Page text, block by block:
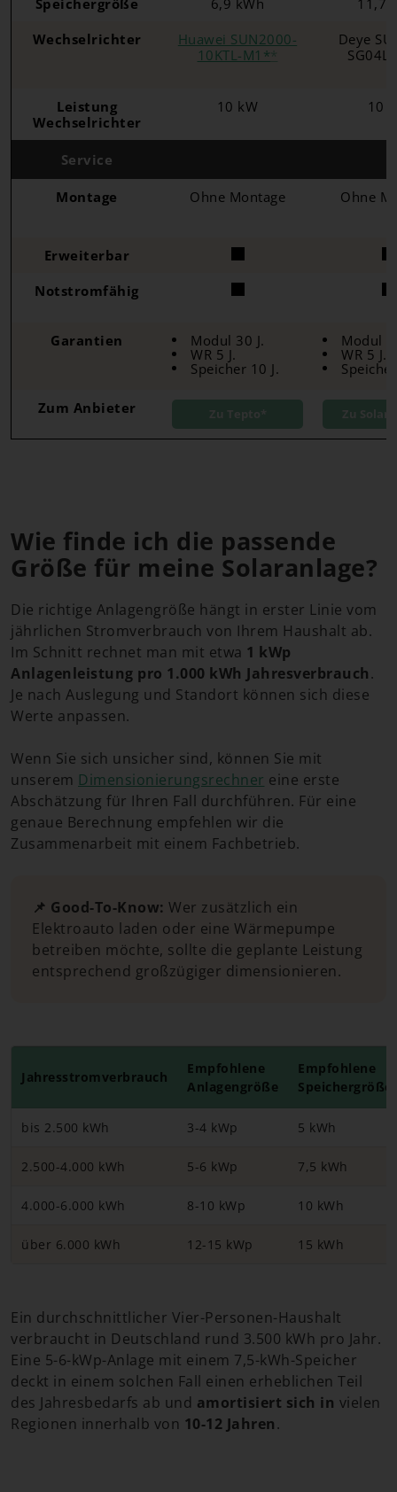
Speichergröße 6,9 kWh
11,7
Wechselrichter
Huawei SUN2000-
10KTL-M1* *
Deye
Leistung
Wechselrichter
10 kW 10
Service
Montage Ohne Montage Ohne
Erweiterbar
Notstromfähig
Garantien Modul 30 J.
WR 5 J.
Speicher 10 J.
Modul
WR 5 J.
Zum Anbieter Zu Tepto* Zu
Wie finde ich die passende
Größe für meine Solaranlage?
Die richtige Anlagengröße hängt in erster Linie vom
jährlichen Stromverbrauch von Ihrem Haushalt ab.
Im Schnitt rechnet man mit etwa 1 kWp
Anlagenleistung pro 1.000 kWh Jahresverbrauch.
Je nach Auslegung und Standort können sich diese
Werte anpassen.
Wenn Sie sich unsicher sind, können Sie mit
unserem Dimensionierungsrechner eine erste
Abschätzung für Ihren Fall durchführen. Für eine
genaue Berechnung empfehlen wir die
Zusammenarbeit mit einem Fachbetrieb.
📌 Good-To-Know: Wer zusätzlich ein
Elektroauto laden oder eine Wärmepumpe
betreiben möchte, sollte die geplante Leistung
entsprechend großzügiger dimensionieren.
Jahresstromverbrauch
Empfohlene
Anlagengröße
Empfohlene
Speichergröße
bis 2.500 kWh 3-4 kWp 5 kWh
2.500-4.000 kWh 5-6 kWp 7,5 kWh
4.000-6.000 kWh 8-10 kWp 10 kWh
über 6.000 kWh 12-15 kWp 15 kWh
Ein durchschnittlicher Vier-Personen-Haushalt
verbraucht in Deutschland rund 3.500 kWh pro Jahr.
Eine 5-6-kWp-Anlage mit einem 7,5-kWh-Speicher
deckt in einem solchen Fall einen erheblichen Teil
des Jahresbedarfs ab und amortisiert sich in vielen
Regionen innerhalb von 10-12 Jahren.